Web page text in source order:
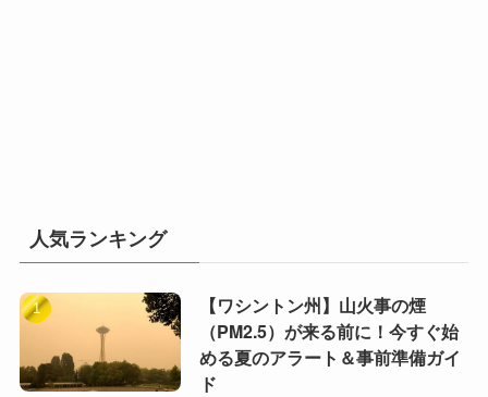
人気ランキング
【ワシントン州】山火事の煙
（PM2.5）が来る前に！今すぐ始
める夏のアラート＆事前準備ガイ
ド